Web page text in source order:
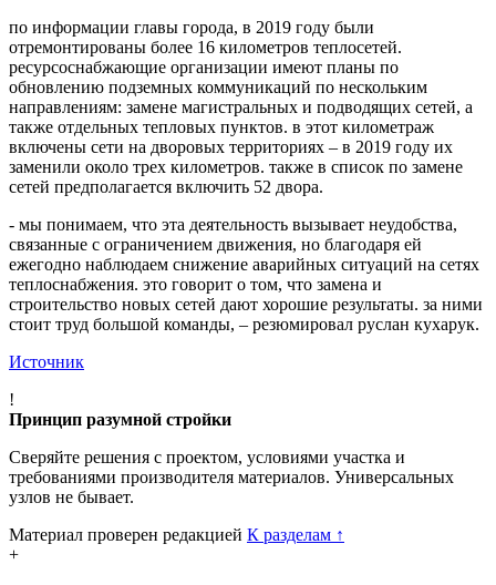
по информации главы города, в 2019 году были
отремонтированы более 16 километров теплосетей.
ресурсоснабжающие организации имеют планы по
обновлению подземных коммуникаций по нескольким
направлениям: замене магистральных и подводящих сетей, а
также отдельных тепловых пунктов. в этот километраж
включены сети на дворовых территориях – в 2019 году их
заменили около трех километров. также в список по замене
сетей предполагается включить 52 двора.
- мы понимаем, что эта деятельность вызывает неудобства,
связанные с ограничением движения, но благодаря ей
ежегодно наблюдаем снижение аварийных ситуаций на сетях
теплоснабжения. это говорит о том, что замена и
строительство новых сетей дают хорошие результаты. за ними
стоит труд большой команды, – резюмировал руслан кухарук.
Источник
!
Принцип разумной стройки
Сверяйте решения с проектом, условиями участка и
требованиями производителя материалов. Универсальных
узлов не бывает.
Материал проверен редакцией К разделам ↑
+